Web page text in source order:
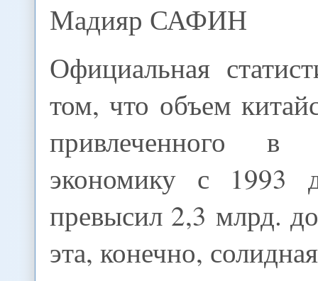
Мадияр САФИН
Официальная
том, что объем
привлеченного в
экономику с 1993
превысил 2,3 млрд.
эта, конечно,